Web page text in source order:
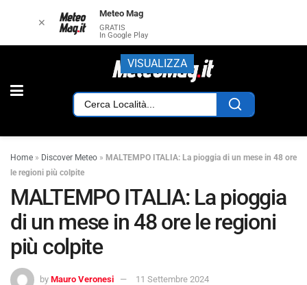
Home » Discover Meteo » MALTEMPO ITALIA: La pioggia di un mese in 48 ore
le regioni più colpite
MALTEMPO ITALIA: La pioggia
di un mese in 48 ore le regioni
più colpite
by Mauro Veronesi 11 Settembre 2024
✕
Meteo Mag
GRATIS
In Google Play
VISUALIZZA